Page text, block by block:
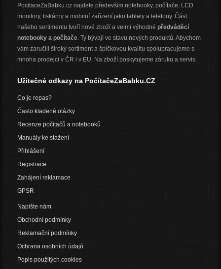
PocitaceZaBabku.cz najdete především notebooky, počítače, LCD
monitory, tiskárny a mobilní zařízení jako tablety a telefony. Část
našeho sortimentu tvoří nové zboží a velmi výhodné předváděcí
notebooky a počítače. Ty bývají ve stavu nových produktů. Abychom
vám zaručili široký sortiment a špičkovou kvalitu spolupracujeme s
mnoha prodejci v ČR i v EU. Na zboží poskytujeme záruku a servis.
Užitečné odkazy na PočítačeZaBabku.CZ
Co je repas?
Často kladené otázky
Recenze počítačů a notebooků
Manuály ke stažení
Přihlášení
Registrace
Zahájení reklamace
GPSR
Napište nám
Obchodní podmínky
Reklamační podmínky
Ochrana osobních údajů
Popis použitých cookies